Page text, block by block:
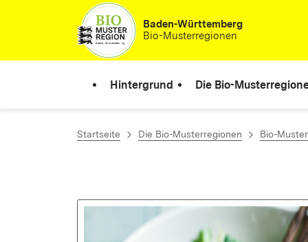
Zum Inhalt springenBaden-Württemberg
Bio-Musterregionen
Hintergrund Die Bio-
Startseite Die Bio-Musterregionen Bio-